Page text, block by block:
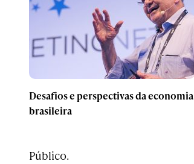
Desafios e perspectivas da economia
brasileira
Público.